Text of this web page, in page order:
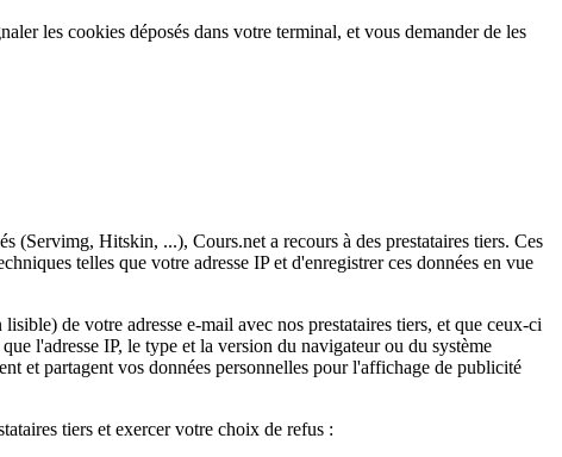
les cookies déposés dans votre terminal, et vous demander de les
(Servimg, Hitskin, ...), Cours.net a recours à des prestataires tiers. Ces
telles que votre adresse IP et d'enregistrer ces données en vue
de votre adresse e-mail avec nos prestataires tiers, et que ceux-ci
l'adresse IP, le type et la version du navigateur ou du système
et partagent vos données personnelles pour l'affichage de publicité
tiers et exercer votre choix de refus :